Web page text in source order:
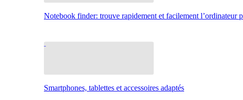
Notebook finder: trouve rapidement et facilement l’ordinateur
Smartphones, tablettes et accessoires adaptés